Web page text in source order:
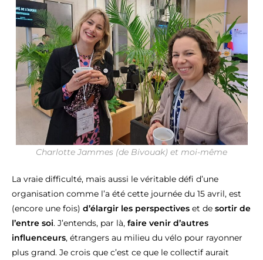
Charlotte Jammes (de Bivouak) et moi-même
La vraie difficulté, mais aussi le véritable défi d’une
organisation comme l’a été cette journée du 15 avril, est
(encore une fois) d’élargir les perspectives et de sortir de
l’entre soi. J’entends, par là, faire venir d’autres
influenceurs, étrangers au milieu du vélo pour rayonner
plus grand. Je crois que c’est ce que le collectif aurait